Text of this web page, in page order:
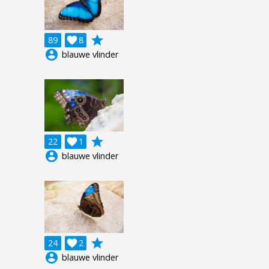
89 8

grade
account_circle blauwe vlinder
22 1

grade
account_circle blauwe vlinder
24 2

grade
account_circle blauwe vlinder